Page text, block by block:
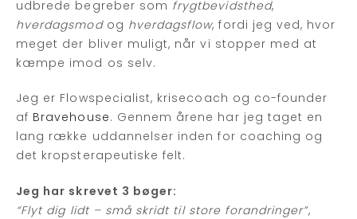
udbrede begreber som frygtbevidsthed,
hverdagsmodog hverdagsflow, fordi jeg ved, hvor
meget der bliver muligt, når vi stopper med at
kæmpe imod os selv.
Jeg er Flowspecialist, krisecoach og co-founder
af Bravehouse. Gennem årene har jeg taget en
lang række uddannelser inden for coaching og
det kropsterapeutiske felt.
Jeg har skrevet 3 bøger:
“Flyt dig lidt – små skridt til store forandringer”,